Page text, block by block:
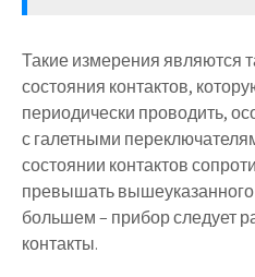
Такие измерения являются
состояния контактов,
периодически проводить,
с галетными
состоянии контактов
превышать
большем – прибор следует
контакты.